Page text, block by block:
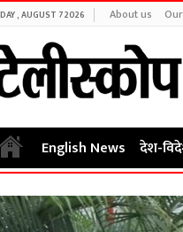
, AUGUST 7 2026 About us
English News देश-